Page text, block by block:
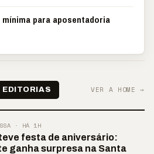
mínima para aposentadoria
EDITORIAS VER A HOME →
· HÁ 1H
festa de aniversário:
ganha surpresa na Santa